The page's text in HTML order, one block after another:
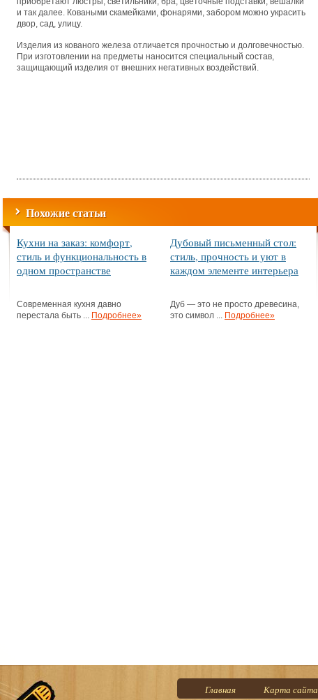
и так далее. Коваными скамейками, фонарями, забором можно украсить
двор, сад, улицу.
Изделия из кованого железа отличается прочностью и долговечностью.
При изготовлении на предметы наносится специальный состав,
защищающий изделия от внешних негативных воздействий.
Похожие статьи
Кухни на заказ: комфорт,
стиль и функциональность в
одном пространстве
Современная кухня давно
перестала быть ... Подробнее»
Дубовый письменный стол:
стиль, прочность и уют в
каждом элементе интерьера
Дуб — это не просто древесина,
это символ ... Подробнее»
Главная Карта сайта